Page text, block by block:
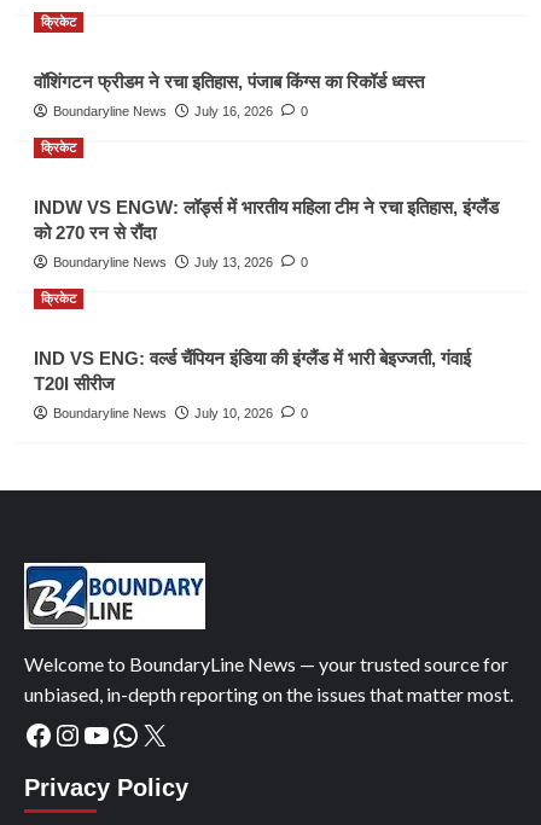
क्रिकेट
वॉशिंगटन फ्रीडम ने रचा इतिहास, पंजाब किंग्स का रिकॉर्ड ध्वस्त
Boundaryline News July 16, 2026 0
क्रिकेट
INDW VS ENGW: लॉर्ड्स में भारतीय महिला टीम ने रचा इतिहास, इंग्लैंड
को 270 रन से रौंदा
Boundaryline News July 13, 2026 0
क्रिकेट
IND VS ENG: वर्ल्ड चैंपियन इंडिया की इंग्लैंड में भारी बेइज्जती, गंवाई
T20I सीरीज
Boundaryline News July 10, 2026 0
Welcome to BoundaryLine News — your trusted source for
unbiased, in-depth reporting on the issues that matter most.
Facebook
Instagram
YouTube
WhatsApp
X
Privacy Policy